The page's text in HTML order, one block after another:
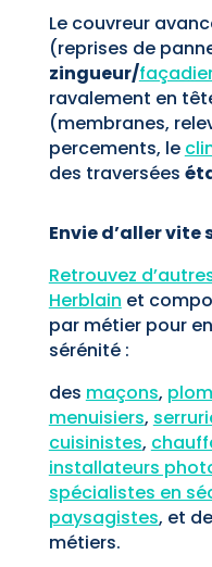
Le couvreur
(reprises de
zingueur/
ravalement en
(membranes,
percements, le
des traversées
Envie d’aller
Retrouvez
Herblain et
par métier pour
sérénité :
des maçons,
menuisiers,
cuisinistes,
installateurs
spécialistes en
paysagistes, et
métiers.